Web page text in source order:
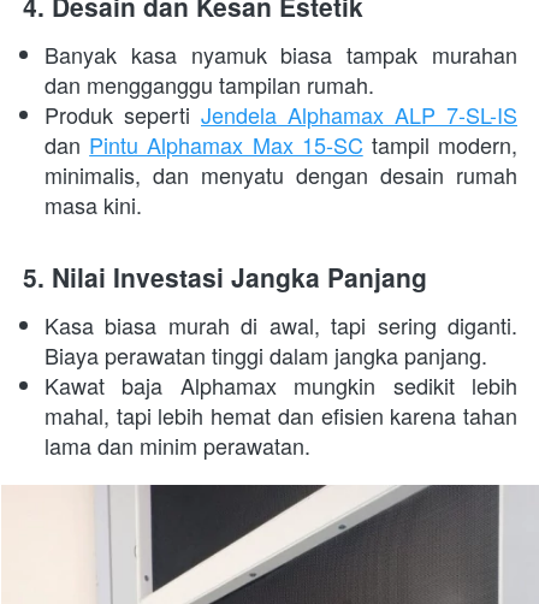
Banyak kasa nyamuk biasa tampak murahan
dan mengganggu tampilan rumah.
Produk seperti Jendela Alphamax ALP 7-SL-IS
dan Pintu Alphamax Max 15-SC tampil modern,
minimalis, dan menyatu dengan desain rumah
masa kini.
5. Nilai Investasi Jangka Panjang
Kasa biasa murah di awal, tapi sering diganti.
Biaya perawatan tinggi dalam jangka panjang.
Kawat baja Alphamax mungkin sedikit lebih
mahal, tapi lebih hemat dan efisien karena tahan
lama dan minim perawatan.